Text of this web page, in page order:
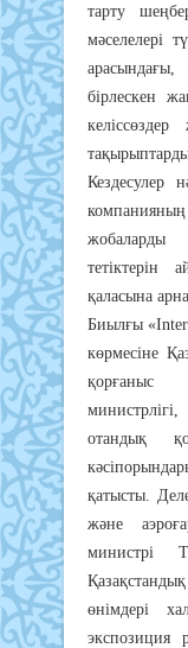
тарту
мәселелері
бірлескен
Кездесулер
жобаларды
тетіктерін
қаласына
Биылғы
көрмесіне
қорғаныс
отандық
қатысты.
және
министрі
өнімдері
экспозиция